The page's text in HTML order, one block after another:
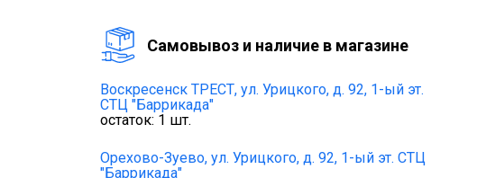
Cамовывоз и наличие в магазине
Воскресенск ТРЕСТ, ул. Урицкого, д. 92, 1-ый эт.
СТЦ "Баррикада"
остаток: 1 шт.
Орехово-Зуево, ул. Урицкого, д. 92, 1-ый эт. СТЦ
"Баррикада"